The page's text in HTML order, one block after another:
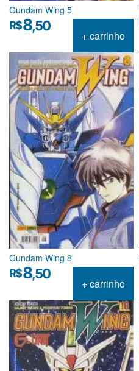
Gundam Wing 5
R$8,50
+ carrinho
Gundam Wing 8
R$8,50
+ carrinho